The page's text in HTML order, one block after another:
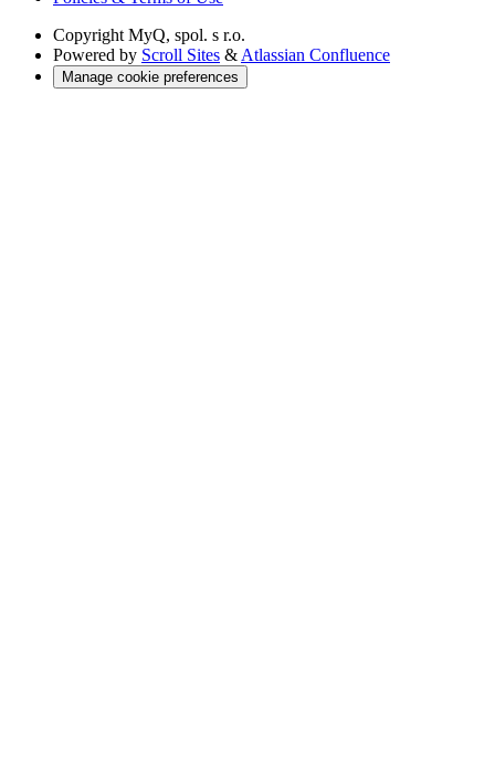
Copyright MyQ, spol. s r.o.
Powered by Scroll Sites & Atlassian Confluence
Manage cookie preferences